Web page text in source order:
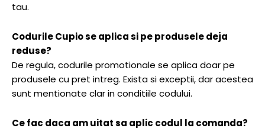
tau.
Codurile Cupio se aplica si pe produsele deja
reduse?
De regula, codurile promotionale se aplica doar pe
produsele cu pret intreg. Exista si exceptii, dar acestea
sunt mentionate clar in conditiile codului.
Ce fac daca am uitat sa aplic codul la comanda?